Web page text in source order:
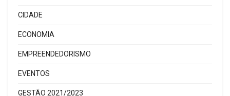
CIDADE
ECONOMIA
EMPREENDEDORISMO
EVENTOS
GESTÃO 2021/2023